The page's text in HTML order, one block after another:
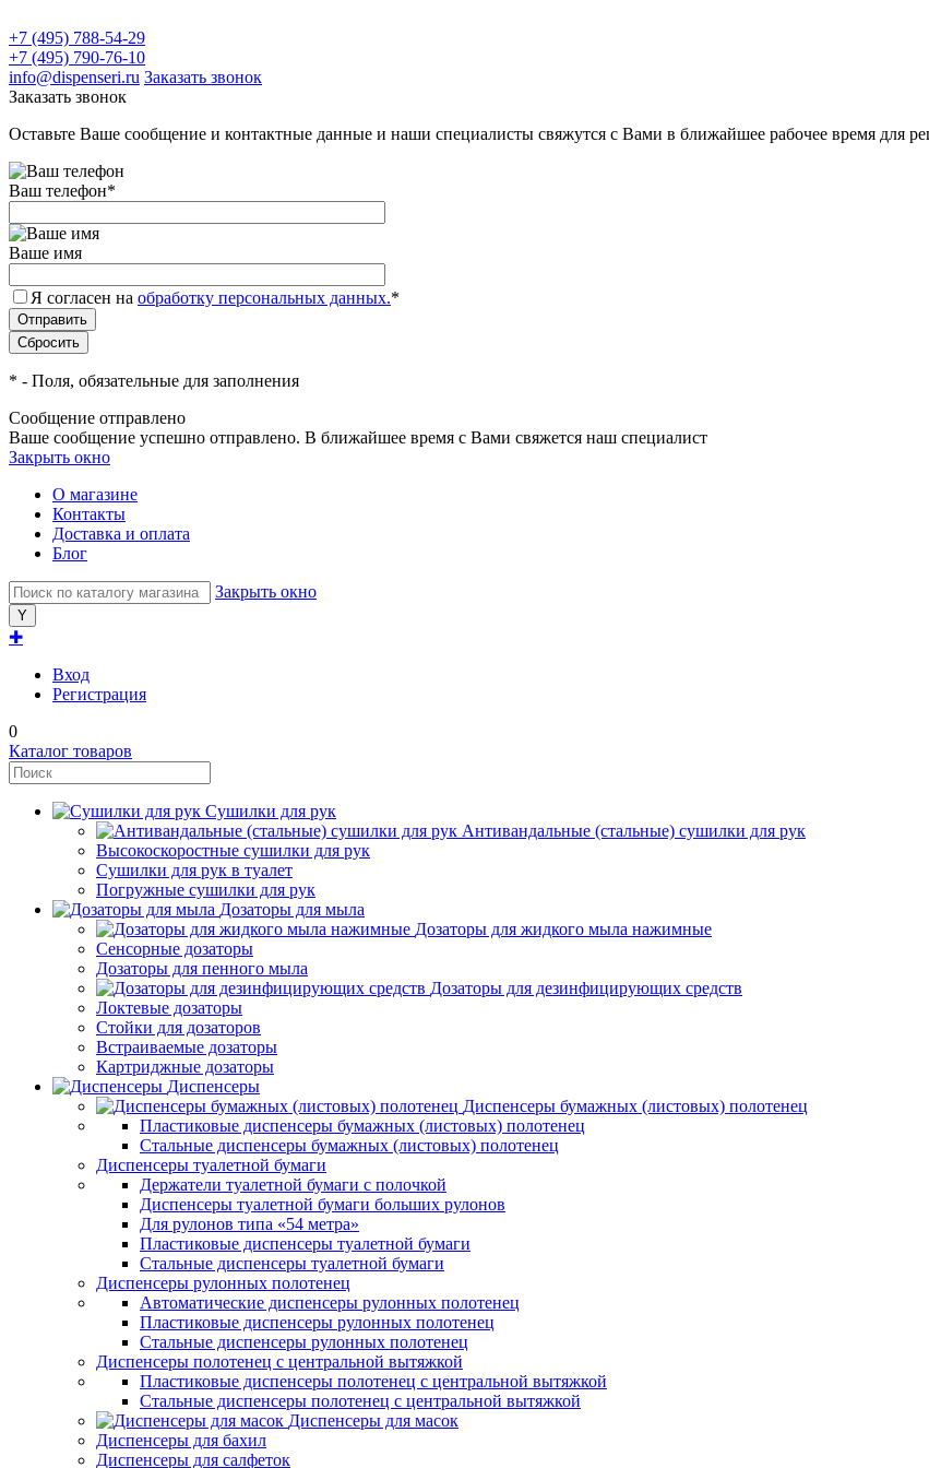
+7 (495) 788-54-29
+7 (495) 790-76-10
info@dispenseri.ru Заказать звонок
Заказать звонок
Оставьте Ваше сообщение и контактные данные и наши специалисты свяжутся с Вами в ближайшее рабочее время для
Ваш телефон*
Ваше имя
Я согласен на обработку персональных данных.*
* - Поля, обязательные для заполнения
Сообщение отправлено
Ваше сообщение успешно отправлено. В ближайшее время с Вами свяжется наш специалист
Закрыть окно
О магазине
Контакты
Доставка и оплата
Блог
Закрыть окно
✚
Вход
Регистрация
0
Каталог товаров
Сушилки для рук
Антивандальные (стальные) сушилки для рук
Высокоскоростные сушилки для рук
Сушилки для рук в туалет
Погружные сушилки для рук
Дозаторы для мыла
Дозаторы для жидкого мыла нажимные
Сенсорные дозаторы
Дозаторы для пенного мыла
Дозаторы для дезинфицирующих средств
Локтевые дозаторы
Стойки для дозаторов
Встраиваемые дозаторы
Картриджные дозаторы
Диспенсеры
Диспенсеры бумажных (листовых) полотенец
Пластиковые диспенсеры бумажных (листовых) полотенец
Стальные диспенсеры бумажных (листовых) полотенец
Диспенсеры туалетной бумаги
Держатели туалетной бумаги с полочкой
Диспенсеры туалетной бумаги больших рулонов
Для рулонов типа «54 метра»
Пластиковые диспенсеры туалетной бумаги
Стальные диспенсеры туалетной бумаги
Диспенсеры рулонных полотенец
Автоматические диспенсеры рулонных полотенец
Пластиковые диспенсеры рулонных полотенец
Стальные диспенсеры рулонных полотенец
Диспенсеры полотенец с центральной вытяжкой
Пластиковые диспенсеры полотенец с центральной вытяжкой
Стальные диспенсеры полотенец с центральной вытяжкой
Диспенсеры для масок
Диспенсеры для бахил
Диспенсеры для салфеток